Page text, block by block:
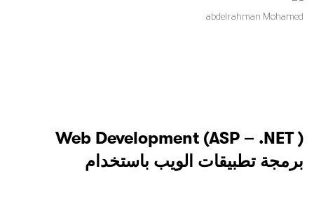
abdelrahman Mohamed
Web Development (ASP – .NET )
برمجة تطبيقات الويب باستخدام